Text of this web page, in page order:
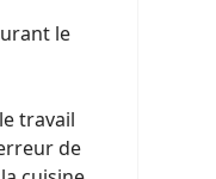
le
travail
de